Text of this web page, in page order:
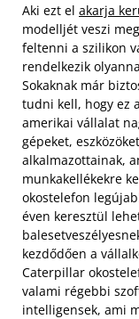
Aki ezt el akarja
modelljét veszi
feltenni a szilikon
rendelkezik
Sokaknak már
tudni kell, hogy ez
amerikai vállalat
gépeket,
alkalmazottainak,
munkakellékekre
okostelefon
éven keresztül
kezdődően a
Caterpillar
valami régebbi
intelligensek, ami